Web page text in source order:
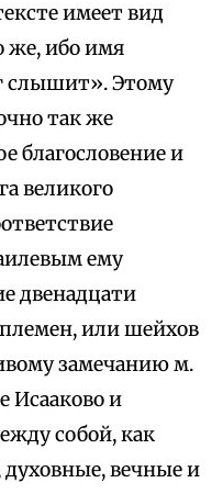
имеет вид
же, ибо имя
слышит». Этому
так же
благословение и
великого
ему
двенадцати
или шейхов
замечанию м.
Исааково и
собой, как
духовные, вечные и